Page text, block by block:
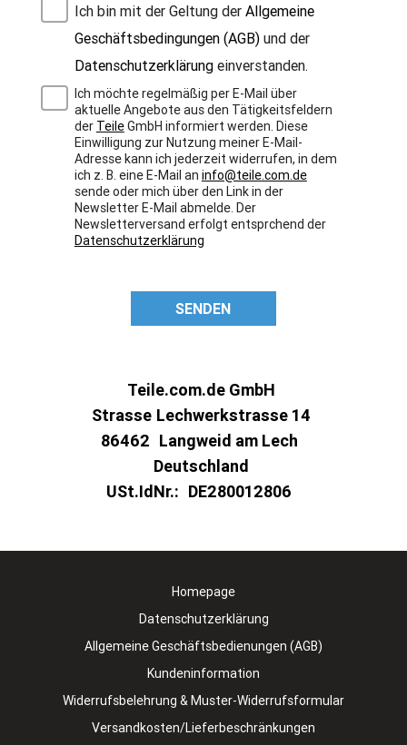
Ich bin mit der Geltung der Allgemeine
Geschäftsbedingungen (AGB)und der
Datenschutzerklärungeinverstanden.
Ich möchte regelmäßig per E-Mail über
aktuelle Angebote aus den Tätigkeitsfeldern
der TeileGmbH informiert werden. Diese
Einwilligung zur Nutzung meiner E-Mail-
Adresse kann ich jederzeit widerrufen, in dem
ich z. B. eine E-Mail an info@teile.com.de
sende oder mich über den Link in der
Newsletter E-Mail abmelde. Der
Newsletterversand erfolgt entsprchend der
Datenschutzerklärung
SENDEN
Teile.com.de GmbH
Strasse Lechwerkstrasse 14
86462 Langweid am Lech
Deutschland
USt.IdNr.: DE280012806
Homepage
Datenschutzerklärung
Allgemeine Geschäftsbedienungen (AGB)
Kundeninformation
Widerrufsbelehrung & Muster-Widerrufsformular
Versandkosten/Lieferbeschränkungen